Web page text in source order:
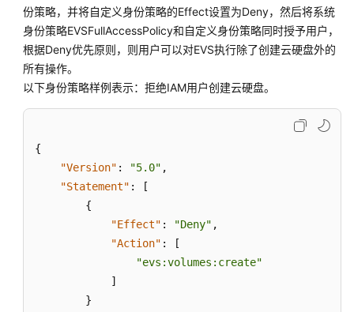
略
和
限
权
限
概
念
份策略，并将自定义身份策略的Effect设置为Deny，然后将系统
身份策略EVSFullAccessPolicy和自定义身份策略同时授予用户，
根据Deny优先原则，则用户可以对EVS执行除了创建云硬盘外的
所有操作。
以下身份策略样例表示：拒绝IAM用户创建云硬盘。
{
"Version" : "5.0" ,
"Statement" :
[
{
"Effect" : "Deny" ,
"Action" :
[
"evs:volumes:create"
]
}